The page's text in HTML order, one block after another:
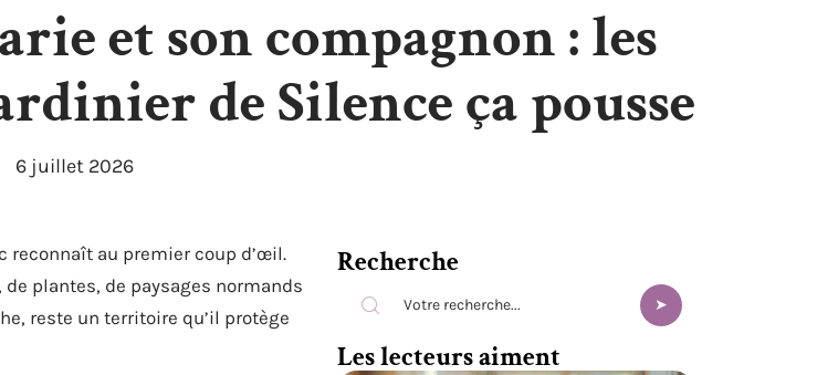
et son compagnon : les
de Silence ça pousse
6 juillet 2026
reconnaît au premier coup d’œil.
plantes, de paysages normands
reste un territoire qu’il protège
Recherche
Les lecteurs aiment